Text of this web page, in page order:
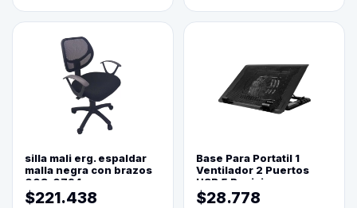
silla mali erg. espaldar
malla negra con brazos
003-0794
$221.438
Base Para Portatil 1
Ventilador 2 Puertos
USB 5 Posiciones
$28.778